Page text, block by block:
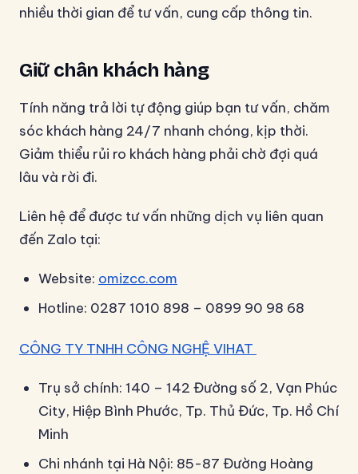
nhiều thời gian để tư vấn, cung cấp thông tin.
Giữ chân khách hàng
Tính năng trả lời tự động giúp bạn tư vấn, chăm
sóc khách hàng 24/7 nhanh chóng, kịp thời.
Giảm thiểu rủi ro khách hàng phải chờ đợi quá
lâu và rời đi.
Liên hệ để được tư vấn những dịch vụ liên quan
đến Zalo tại:
Website: omizcc.com
Hotline: 0287 1010 898 – 0899 90 98 68
CÔNG TY TNHH CÔNG NGHỆ VIHAT
Trụ sở chính: 140 – 142 Đường số 2, Vạn Phúc
City, Hiệp Bình Phước, Tp. Thủ Đức, Tp. Hồ Chí
Minh
Chi nhánh tại Hà Nội: 85-87 Đường Hoàng